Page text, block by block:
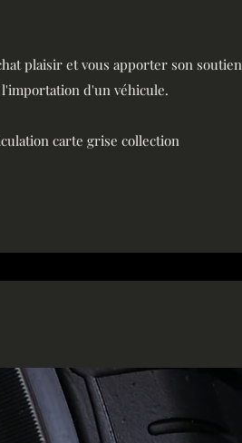
plaisir et vous apporter son soutien
d'un véhicule.
carte grise collection